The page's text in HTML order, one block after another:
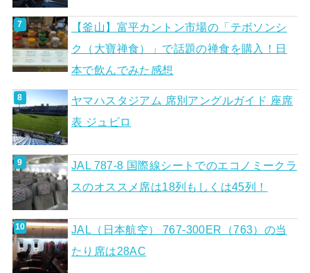
【釜山】富平カントン市場の「テボソンシ
ク（大寶禅食）」で話題の禅食を購入！日
本で飲んでみた感想
ヤマハスタジアム 席別アングルガイド 座席
表 ジュビロ
JAL 787-8 国際線シートでのエコノミークラ
スのオススメ席は18列もしくは45列！
JAL（日本航空） 767-300ER（763）の当
たり席は28AC